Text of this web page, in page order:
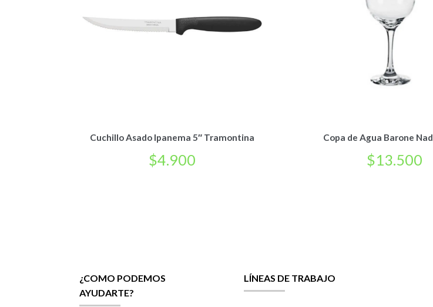
Cuchillo Asado Ipanema 5″ Tramontina
$4.900
Copa de Agua Barone
$13.500
¿COMO PODEMOS
AYUDARTE?
LÍNEAS DE TRABAJO